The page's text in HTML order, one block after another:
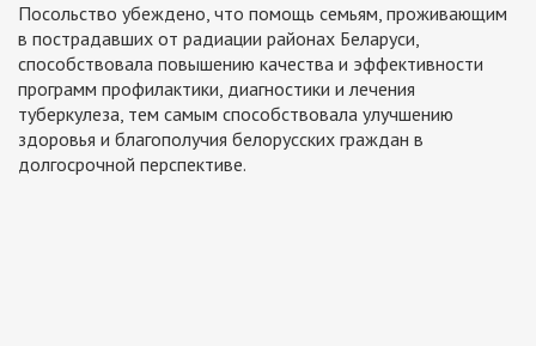
Посольство убеждено, что помощь семьям, проживающим
в пострадавших от радиации районах Беларуси,
способствовала повышению качества и эффективности
программ профилактики, диагностики и лечения
туберкулеза, тем самым способствовала улучшению
здоровья и благополучия белорусских граждан в
долгосрочной перспективе.